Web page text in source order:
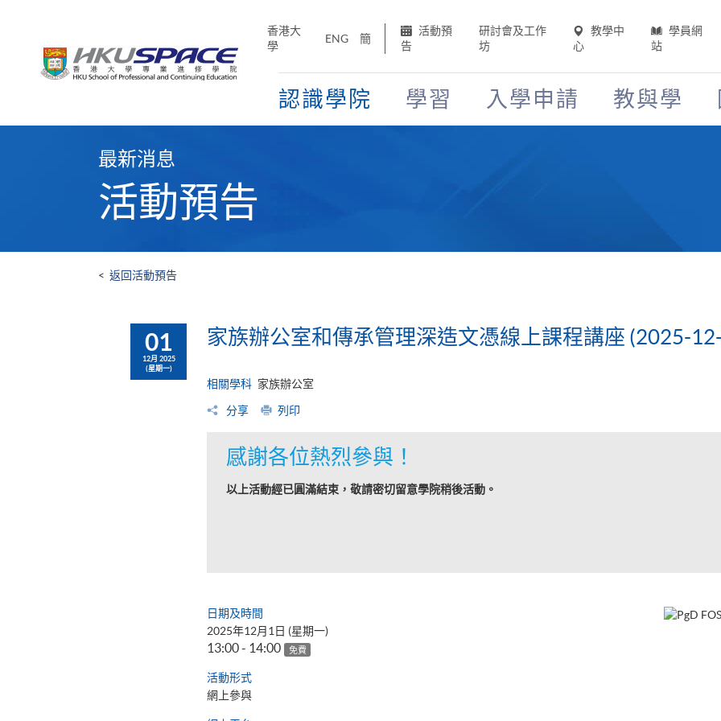
香港大
學
ENG 簡
活動預
告
研討會及工作
坊
教學中
心
學員網
站
認識學院 學習 入學申請 教與學
最新消息
活動預告
< 返回活動預告
01
12月 2025
(星期一)
家族辦公室和傳承管理深造文憑線上課程講座 (2025-
相關學科 家族辦公室
分享 列印
感謝各位熱烈參與！
以上活動經已圓滿結束，敬請密切留意學院稍後活動。
日期及時間
2025年12月1日 (星期一)
13:00 - 14:00 免費
活動形式
網上參與